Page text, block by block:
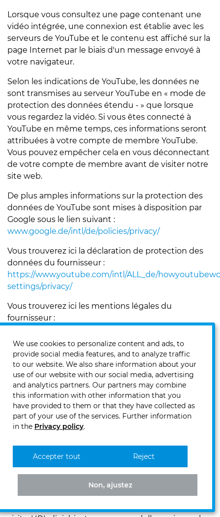
Lorsque vous consultez une page contenant une
vidéo intégrée, une connexion est établie avec les
serveurs de YouTube et le contenu est affiché sur la
page Internet par le biais d'un message envoyé à
votre navigateur.
Selon les indications de YouTube, les données ne
sont transmises au serveur YouTube en « mode de
protection des données étendu - » que lorsque
vous regardez la vidéo. Si vous êtes connecté à
YouTube en même temps, ces informations seront
attribuées à votre compte de membre YouTube.
Vous pouvez empêcher cela en vous déconnectant
de votre compte de membre avant de visiter notre
site web.
De plus amples informations sur la protection des
données de YouTube sont mises à disposition par
Google sous le lien suivant :
www.google.de/intl/de/policies/privacy/
Vous trouverez ici la déclaration de protection des
données du fournisseur :
https://www.youtube.com/intl/ALL_de/
settings/privacy/
Vous trouverez ici les mentions légales du
fournisseur :
13. Klaro!
Utilizziamo il servizio di gestione del consenso Klaro!
di KIProtect GmbH, Bismarckstr. 10-12 10625 Berlino,
Germania. Questo ci consente di ottenere e gestire
il consenso degli utenti del sito web per il
trattamento dei dati. Il trattamento è necessario per
adempiere a un obbligo di legge (art. 7 par. 1 GDPR)
Klaro! è il destinatario dei vostri dati personali e
agisce per noi come incaricato del trattamento.
La piattaforma di gestione del consenso raccoglie
informazioni sul dispositivo, informazioni sul
browser, dati di opt-in e opt-out, data e ora della
We use cookies to personalize content and ads, to
provide social media features, and to analyze traffic
to our website. We also share information about your
use of our website with our social media, advertising
and analytics partners. Our partners may combine
this information with other information that you
have provided to them or that they have collected as
part of your use of the services. Further information
in the Privacy policy.
Non, ajustez
Reject
Accepter tout